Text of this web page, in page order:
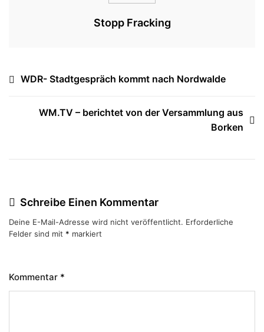
Stopp Fracking
Beitragsnavigation
WDR- Stadtgespräch kommt nach Nordwalde
WM.TV – berichtet von der Versammlung aus
Borken
Schreibe Einen Kommentar
Deine E-Mail-Adresse wird nicht veröffentlicht. Erforderliche
Felder sind mit * markiert
Kommentar *